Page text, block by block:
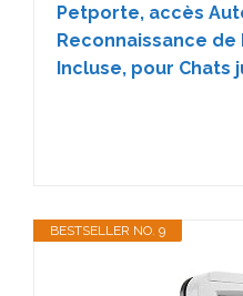
Petporte, accès
Reconnaissance
Incluse, pour Chats
BESTSELLER NO. 9